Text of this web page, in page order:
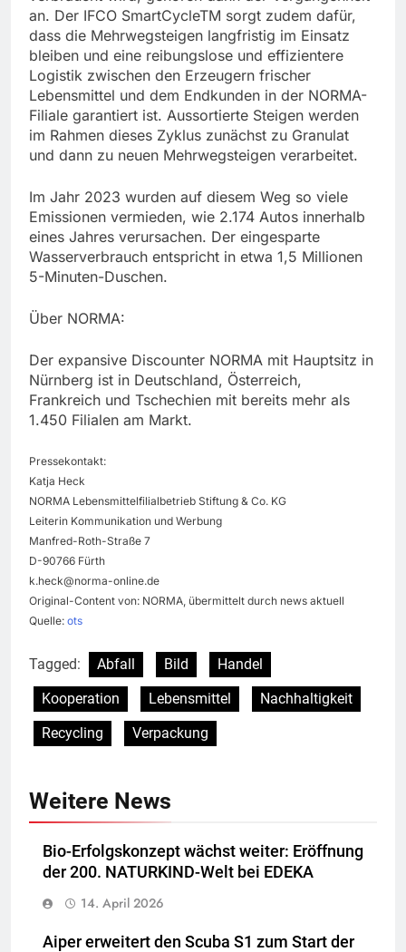
an. Der IFCO SmartCycleTM sorgt zudem dafür,
dass die Mehrwegsteigen langfristig im Einsatz
bleiben und eine reibungslose und effizientere
Logistik zwischen den Erzeugern frischer
Lebensmittel und dem Endkunden in der NORMA-
Filiale garantiert ist. Aussortierte Steigen werden
im Rahmen dieses Zyklus zunächst zu Granulat
und dann zu neuen Mehrwegsteigen verarbeitet.
Im Jahr 2023 wurden auf diesem Weg so viele
Emissionen vermieden, wie 2.174 Autos innerhalb
eines Jahres verursachen. Der eingesparte
Wasserverbrauch entspricht in etwa 1,5 Millionen
5-Minuten-Duschen.
Über NORMA:
Der expansive Discounter NORMA mit Hauptsitz in
Nürnberg ist in Deutschland, Österreich,
Frankreich und Tschechien mit bereits mehr als
1.450 Filialen am Markt.
Pressekontakt:
Katja Heck
NORMA Lebensmittelfilialbetrieb Stiftung & Co. KG
Leiterin Kommunikation und Werbung
Manfred-Roth-Straße 7
D-90766 Fürth
k.heck@norma-online.de
Original-Content von: NORMA, übermittelt durch news aktuell
Quelle: ots
Tagged: Abfall Bild
Handel
Kooperation
Lebensmittel
Nachhaltigkeit
Recycling
Verpackung
Weitere News
Bio-Erfolgskonzept wächst weiter: Eröffnung
der 200. NATURKIND-Welt bei EDEKA
14. April 2026
Aiper erweitert den Scuba S1 zum Start der